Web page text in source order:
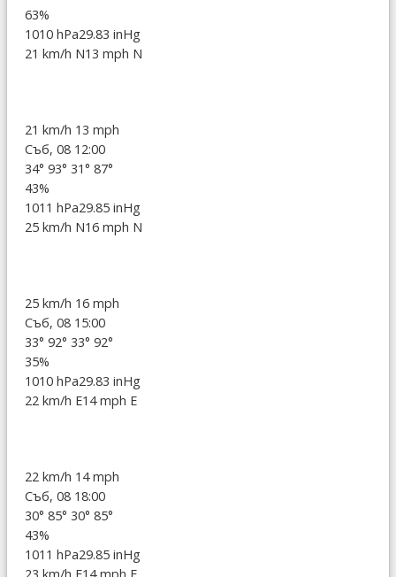
63%
1010 hPa29.83 inHg
21 km/h N13 mph N
21 km/h 13 mph
Съб, 08 12:00
34° 93° 31° 87°
43%
1011 hPa29.85 inHg
25 km/h N16 mph N
25 km/h 16 mph
Съб, 08 15:00
33° 92° 33° 92°
35%
1010 hPa29.83 inHg
22 km/h E14 mph E
22 km/h 14 mph
Съб, 08 18:00
30° 85° 30° 85°
43%
1011 hPa29.85 inHg